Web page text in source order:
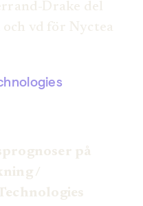
Drake del
vd för Nyctea
på
/